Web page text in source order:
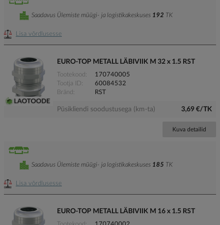
Lisa võrdlusesse
Saadavus Ülemiste müügi- ja logistikakeskuses 192 TK
EURO-TOP METALL LÄBIVIIK M 32 x 1.5 RST
Tootekood
170740005
Tootja ID
60084532
Bränd
RST
Püsikliendi soodustusega (km-ta) 3,69 €/TK
Kuva detailid
Lisa võrdlusesse
Saadavus Ülemiste müügi- ja logistikakeskuses 185 TK
EURO-TOP METALL LÄBIVIIK M 16 x 1.5 RST